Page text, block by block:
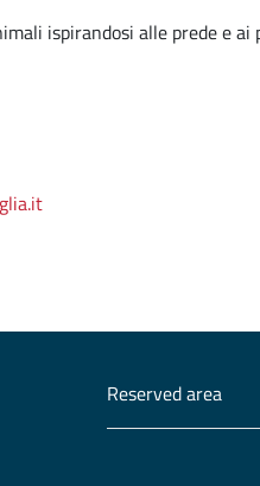
ispirandosi alle prede e ai
Reserved area